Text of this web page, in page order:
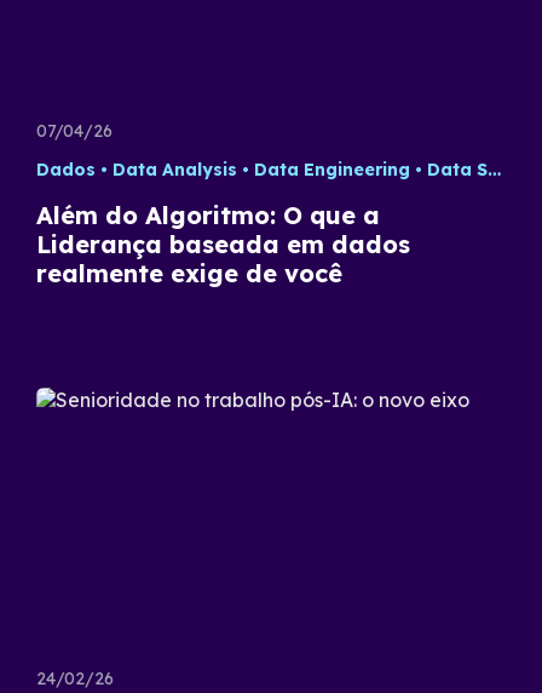
07/04/26
Dados
Data Analysis Data Engineering Data Science
Além do Algoritmo: O que a
Liderança baseada em dados
realmente exige de você
24/02/26